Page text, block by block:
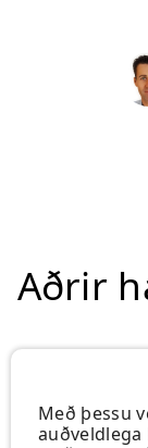
Aðrir
Með þessu